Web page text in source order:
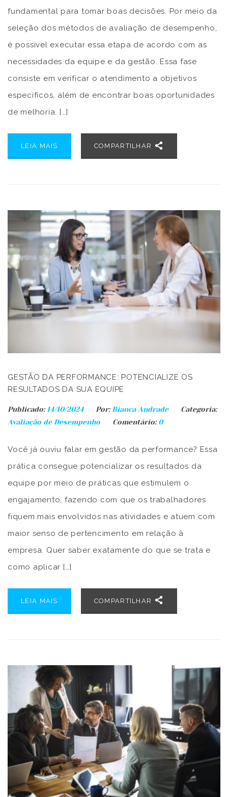
fundamental para tomar boas decisões. Por meio da
seleção dos métodos de avaliação de desempenho,
é possível executar essa etapa de acordo com as
necessidades da equipe e da gestão. Essa fase
consiste em verificar o atendimento a objetivos
específicos, além de encontrar boas oportunidades
de melhoria. […]
LEIA MAIS COMPARTILHAR
GESTÃO DA PERFORMANCE: POTENCIALIZE OS
RESULTADOS DA SUA EQUIPE
Publicado: 14/10/2024 Por: Bianca Andrade
Categoria:
Avaliação de Desempenho
Comentário:0
Você já ouviu falar em gestão da performance? Essa
prática consegue potencializar os resultados da
equipe por meio de práticas que estimulem o
engajamento, fazendo com que os trabalhadores
fiquem mais envolvidos nas atividades e atuem com
maior senso de pertencimento em relação à
empresa. Quer saber exatamente do que se trata e
como aplicar […]
LEIA MAIS COMPARTILHAR